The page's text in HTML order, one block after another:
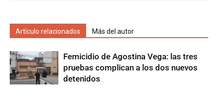
Artículo relacionados Más del autor
Femicidio de Agostina Vega: las tres
pruebas complican a los dos nuevos
detenidos